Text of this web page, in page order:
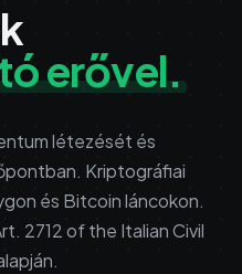
erővel.
létezését és
Kriptográfiai
és Bitcoin láncokon.
2712 of the Italian Civil